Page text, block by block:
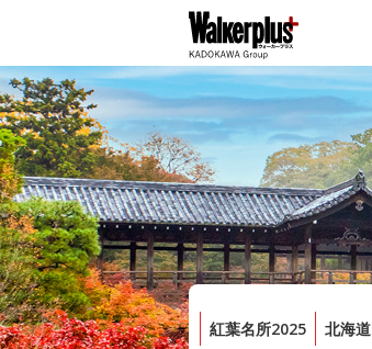
紅葉名所2025 北海道